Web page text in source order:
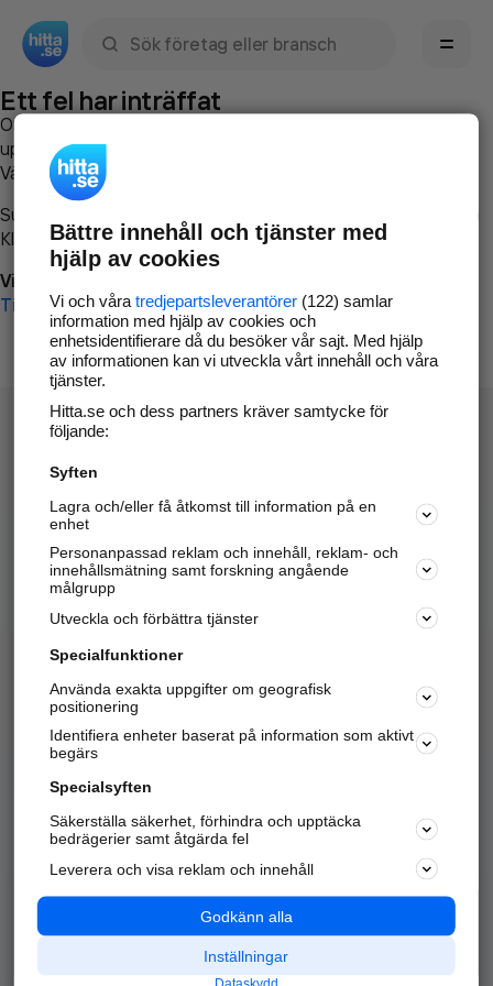
Ett fel har inträffat
Om du vill kan du
uppstod så att vi lättare och snabbare kan avhjälpa det.
Vänligen försök med följande:
Surfa till
Klicka påTillbaka-knappen i webbläsaren och försök igen
Vi beklagar besväret!
Till startsidan
Hitta.se - Gratis nummerupplysning.
Sök företag, personer och platser.
Hitta telefonnummer, adresser, företagsinfo mm.
Marknadsför företaget
Kom igång och annonsera mot
samarbetspartners nära dig.
Alla kategorier
Populära sökningar
API & Kartor
Annonsera
Integritet
Nödnummer
Bättre innehåll och tjänster med
hjälp av cookies
Vi och våra tredjepartsleverantörer(122) samlar
information med hjälp av cookies och
enhetsidentifierare då du besöker vår sajt. Med hjälp
av informationen kan vi utveckla vårt innehåll och våra
tjänster.
Hitta.se och dess partners kräver samtycke för
följande:
Syften
Lagra och/eller få åtkomst till information på en
enhet
Personanpassad reklam och innehåll, reklam- och
innehållsmätning samt forskning angående
målgrupp
Utveckla och förbättra tjänster
Specialfunktioner
Använda exakta uppgifter om geografisk
positionering
Identifiera enheter baserat på information som aktivt
begärs
Specialsyften
Säkerställa säkerhet, förhindra och upptäcka
bedrägerier samt åtgärda fel
Leverera och visa reklam och innehåll
Godkänn alla
Inställningar
Dataskydd